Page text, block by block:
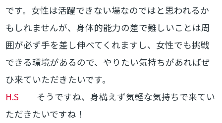
です。女性は活躍できない場なのではと思われるか
もしれませんが、身体的能力の差で難しいことは周
囲が必ず手を差し伸べてくれますし、女性でも挑戦
できる環境があるので、やりたい気持ちがあればぜ
ひ来ていただきたいです。
H.S そうですね、身構えず気軽な気持ちで来てい
ただきたいですね！